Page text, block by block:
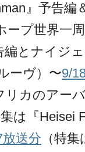
』予告
ープ世界一
編とナイジ
ーヴ）〜9/
リカのアー
集は『Heisei
放送分 （特